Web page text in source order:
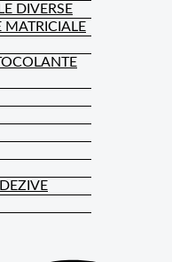
DIVERSE
MATRICIALE